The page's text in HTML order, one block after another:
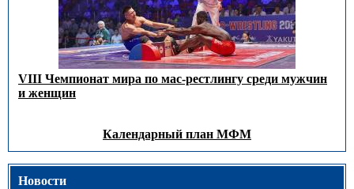
VIII Чемпионат мира по мас-рестлингу среди мужчин
и женщин
Календарный план МФМ
Новости